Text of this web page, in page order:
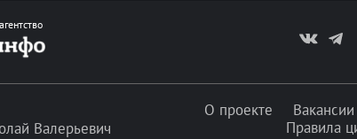
Валерьевич
О проекте Вакансии
Правила